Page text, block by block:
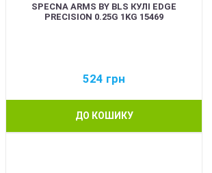
SPECNA ARMS BY BLS КУЛІ EDGE
PRECISION 0.25G 1KG 15469
524 грн
ДО КОШИКУ